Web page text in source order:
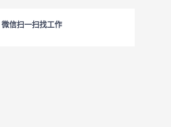
微信扫一扫找工作